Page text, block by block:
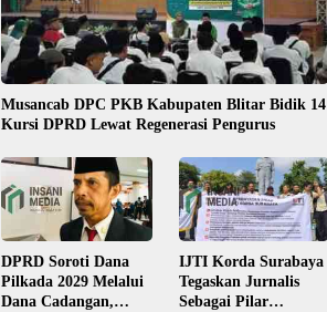
Musancab DPC PKB Kabupaten Blitar Bidik 14
Kursi DPRD Lewat Regenerasi Pengurus
DPRD Soroti Dana
Pilkada 2029 Melalui
Dana Cadangan,
IJTI Korda Surabaya
Tegaskan Jurnalis
Sebagai Pilar